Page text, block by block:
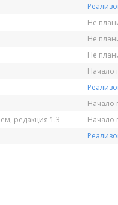
Не
Не
Не
Начало
Начало
редакция 1.3
Начало